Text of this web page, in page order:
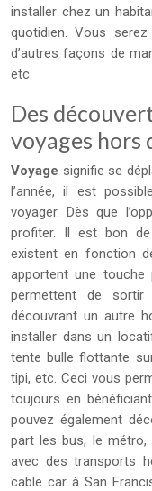
installer chez un
quotidien. Vous
d’autres façons de
etc.
Des
voyages hors
Voyage signifie se
l’année, il est
voyager. Dès que
profiter. Il est bon
existent en fonction
apportent une touche
permettent de
découvrant un autre
installer dans un
tente bulle flottante
tipi, etc. Ceci vous
toujours en
pouvez également
part les bus, le
avec des transports
cable car à San